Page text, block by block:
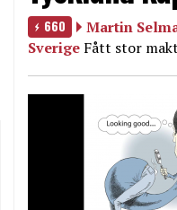
660
Martin
Sverige Fått stor makt